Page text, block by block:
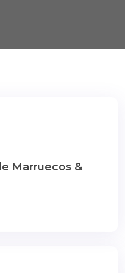
Marruecos &